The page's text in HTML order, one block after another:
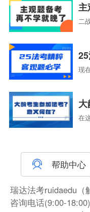
主
二
现
大
帮助中心
瑞达法考ruidaedu（
咨询电话(9:00-